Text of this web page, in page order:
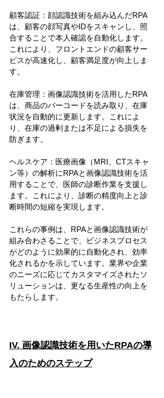
顧客認証：顔認識技術を組み込んだRPA
は、顧客の顔写真やIDをスキャンし、照
合することで本人確認を自動化します。
これにより、フロントエンドの顧客サー
ビスが高速化し、顧客満足度が向上しま
す。
在庫管理：画像認識技術を活用したRPA
は、商品のバーコードを読み取り、在庫
状況を自動的に更新します。これによ
り、在庫の過剰または不足による損失を
防ぎます。
ヘルスケア：医療画像（MRI、CTスキャ
ン等）の解析にRPAと画像認識技術を活
用することで、医師の診断作業を支援し
ます。これにより、診断の精度向上と診
断時間の短縮を実現します。
これらの事例は、RPAと画像認識技術が
組み合わさることで、ビジネスプロセス
がどのように効果的に自動化され、効率
化されるかを示しています。業界や企業
のニーズに応じてカスタマイズされたソ
リューションは、更なる生産性の向上を
もたらします。
IV. 画像認識技術を用いたRPAの導
入のためのステップ